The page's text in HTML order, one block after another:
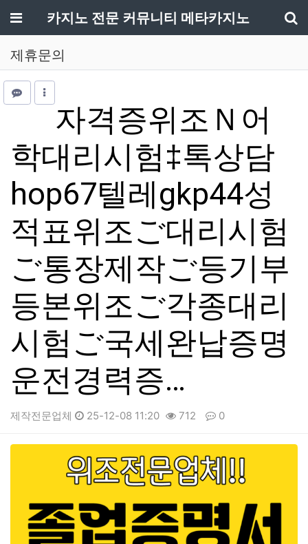
메뉴카지노 전문 커뮤니티 메타카지노
제휴문의
자격증위조Ｎ어
학대리시험‡톡상담
hop67텔레gkp44성
적표위조ご대리시험
ご통장제작ご등기부
등본위조ご각종대리
시험ご국세완납증명
운전경력증…
제작전문업체 25-12-08 11:20 712 0